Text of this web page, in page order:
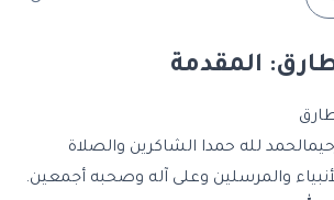
المقدمة
لله حمدا الشاكرين والصلاة
والمرسلين وعلى آله وصحبه أجمعين.